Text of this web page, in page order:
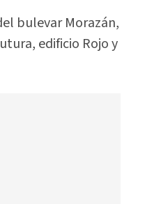
bulevar Morazán,
edificio Rojo y